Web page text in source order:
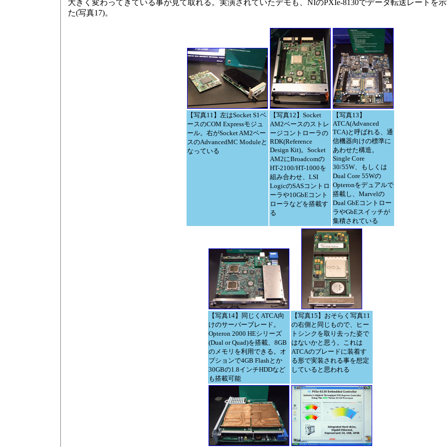
大きく変わってきている事が見て取れる。実演されていたデモも、NIのPXIe-8130でデータ転送レートを
た(写真17)。
【写真11】左はSocket S1ベ
ースのCOM Expressモジュ
ール。右がSocket AM2ベー
スのAdvancedMC Moduleと
なっている
【写真12】Socket
AM2ベースのストレ
ージコントローラの
RDK(Reference
Design Kit)。Socket
AM2にBroadcomの
HT-2100/HT-1000を
組み合わせ、LSI
LogicのSASコントロ
ーラや10GbEコント
ローラなどを搭載す
る
【写真13】
ATCA(Advanced
TCA)と呼ばれる、通
信機器向けの標準に
あわせた構造。
Single Core
30/55W、もしくは
Dual Core 55Wの
Opteronをデュアルで
搭載し、Marvelの
Dual GbEコントロー
ラやGbEスイッチが
集積されている
【写真14】同じくATCA向
けのサーバーブレード。
Opteron 2000 HEシリーズ
(Dual or Quad)を搭載、8GB
のメモリを利用できる。オ
プションで4GB Flashとか
30GBの1.8インチHDDなど
も搭載可能
【写真15】おそらく写真11
の右側と同じもので、ヒー
トシンクを取り去った姿で
はないかと思う。これは
ATCAのブレードに装着す
る形で実装される事を想定
していると思われる